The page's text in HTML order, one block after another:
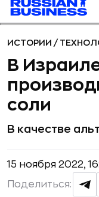
ИСТОРИИ /
В
соли
В качестве
15 ноября 2022,
Поделиться: